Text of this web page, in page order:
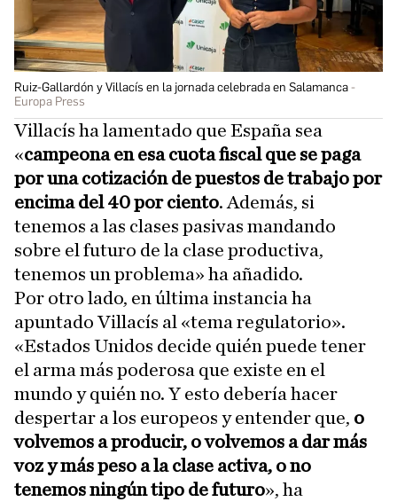
Ruiz-Gallardón y Villacís en la jornada celebrada en Salamanca
Europa Press
Villacís ha lamentado que España sea
«campeona en esa cuota fiscal que se paga
por una cotización de puestos de trabajo por
encima del 40 por ciento. Además, si
tenemos a las clases pasivas mandando
sobre el futuro de la clase productiva,
tenemos un problema» ha añadido.
Por otro lado, en última instancia ha
apuntado Villacís al «tema regulatorio».
«Estados Unidos decide quién puede tener
el arma más poderosa que existe en el
mundo y quién no. Y esto debería hacer
despertar a los europeos y entender que, o
volvemos a producir, o volvemos a dar más
voz y más peso a la clase activa, o no
tenemos ningún tipo de futuro», ha